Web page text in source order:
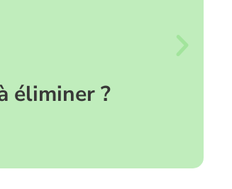
éliminer ?